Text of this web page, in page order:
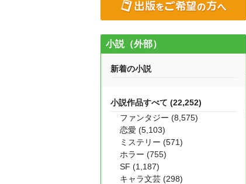
小説（外部）
新着の小説
小説作品すべて (22,252)
ファンタジー (8,575)
恋愛 (5,103)
ミステリー (571)
ホラー (755)
SF (1,187)
キャラ文芸 (298)